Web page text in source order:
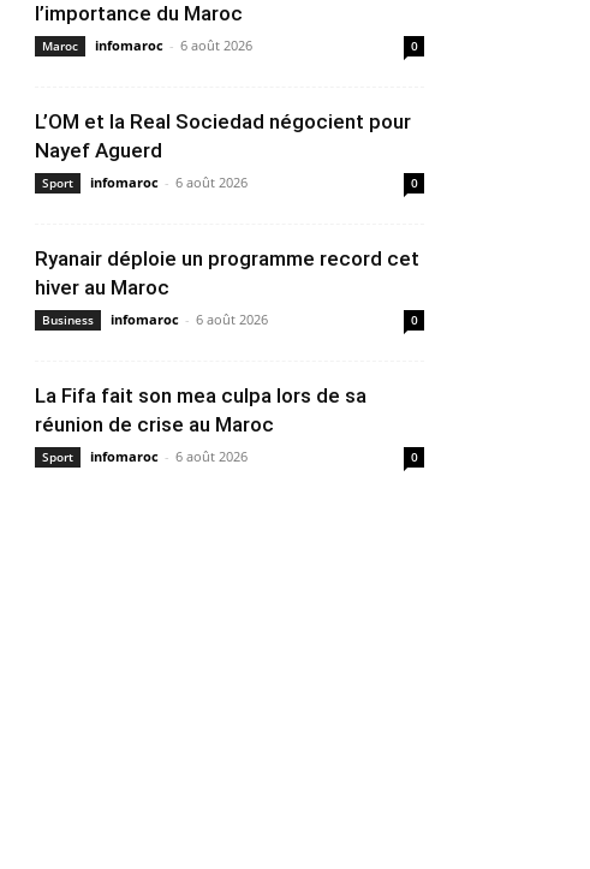
l’importance du Maroc
Maroc infomaroc - 6 août 2026 0
L’OM et la Real Sociedad négocient pour
Nayef Aguerd
Sport infomaroc - 6 août 2026 0
Ryanair déploie un programme record cet
hiver au Maroc
Business infomaroc - 6 août 2026 0
La Fifa fait son mea culpa lors de sa
réunion de crise au Maroc
Sport infomaroc - 6 août 2026 0